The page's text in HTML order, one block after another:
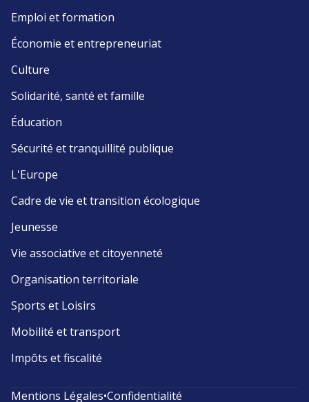
Emploi et formation
Économie et entrepreneuriat
Culture
Solidarité, santé et famille
Éducation
Sécurité et tranquillité publique
L'Europe
Cadre de vie et transition écologique
Jeunesse
Vie associative et citoyenneté
Organisation territoriale
Sports et Loisirs
Mobilité et transport
Impôts et fiscalité
Mentions Légales•Confidentialité